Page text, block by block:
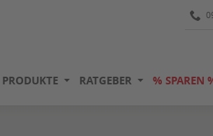
PRODUKTE RATGEBER % SPAREN